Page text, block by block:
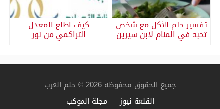
تفسير حلم الأكل مع شخص
تحبه في المنام لابن سيرين
كيف اطلع المعدل
التراكمي من نور
جميع الحقوق محفوظة 2026 © حلم العرب
القلعة نيوز
مجلة الموكب